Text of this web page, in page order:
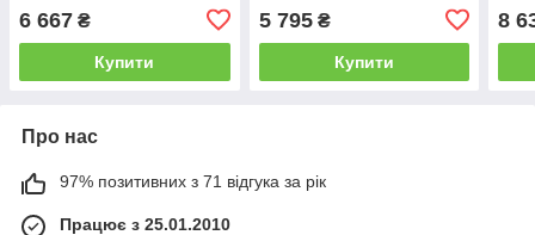
6 667 ₴
Купити
5 795₴
Купити
8
Про нас
97% позитивних з 71 відгука за рік
Працює з 25.01.2010